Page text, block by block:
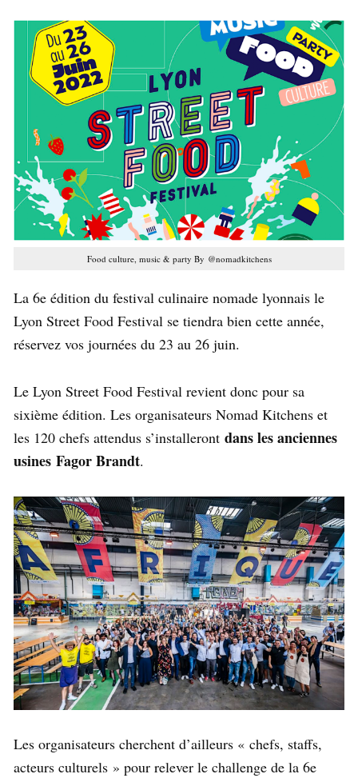
Food culture, music & party By @nomadkitchens
La 6e édition du festival culinaire nomade lyonnais le
Lyon Street Food Festival se tiendra bien cette année,
réservez vos journées du 23 au 26 juin.
Le Lyon Street Food Festival revient donc pour sa
sixième édition. Les organisateurs Nomad Kitchens et
les 120 chefs attendus s’installeront dans les anciennes
usines Fagor Brandt.
Les organisateurs cherchent d’ailleurs « chefs, staffs,
acteurs culturels » pour relever le challenge de la 6e